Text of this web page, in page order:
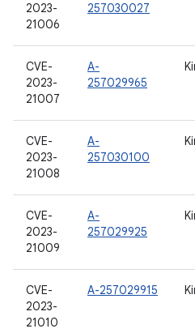
2023-
21006
257030027
CVE-
2023-
21007
A-
257029965
CVE-
2023-
21008
A-
257030100
CVE-
2023-
21009
A-
257029925
CVE-
2023-
21010
A-257029915